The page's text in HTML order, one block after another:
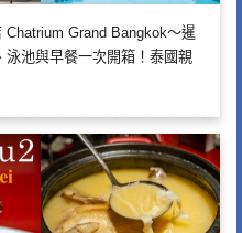
Chatrium Grand Bangkok～暹
泳池與早餐一次開箱！泰國親